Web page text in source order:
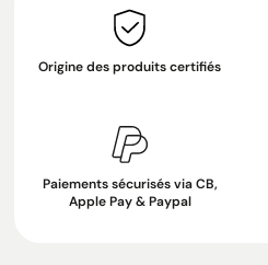
Origine des produits certifiés
Paiements sécurisés via CB,
Apple Pay & Paypal